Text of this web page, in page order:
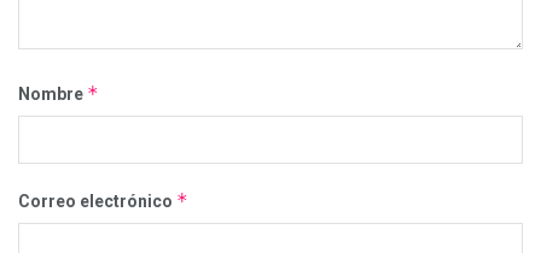
Nombre *
Correo electrónico *